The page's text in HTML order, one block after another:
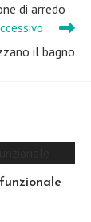
di arredo
il bagno